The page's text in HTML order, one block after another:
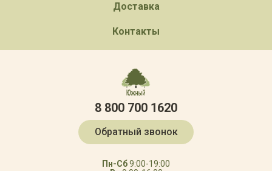
Доставка
Контакты
8 800 700 1620
Обратный звонок
Пн-Сб9:00-19:00